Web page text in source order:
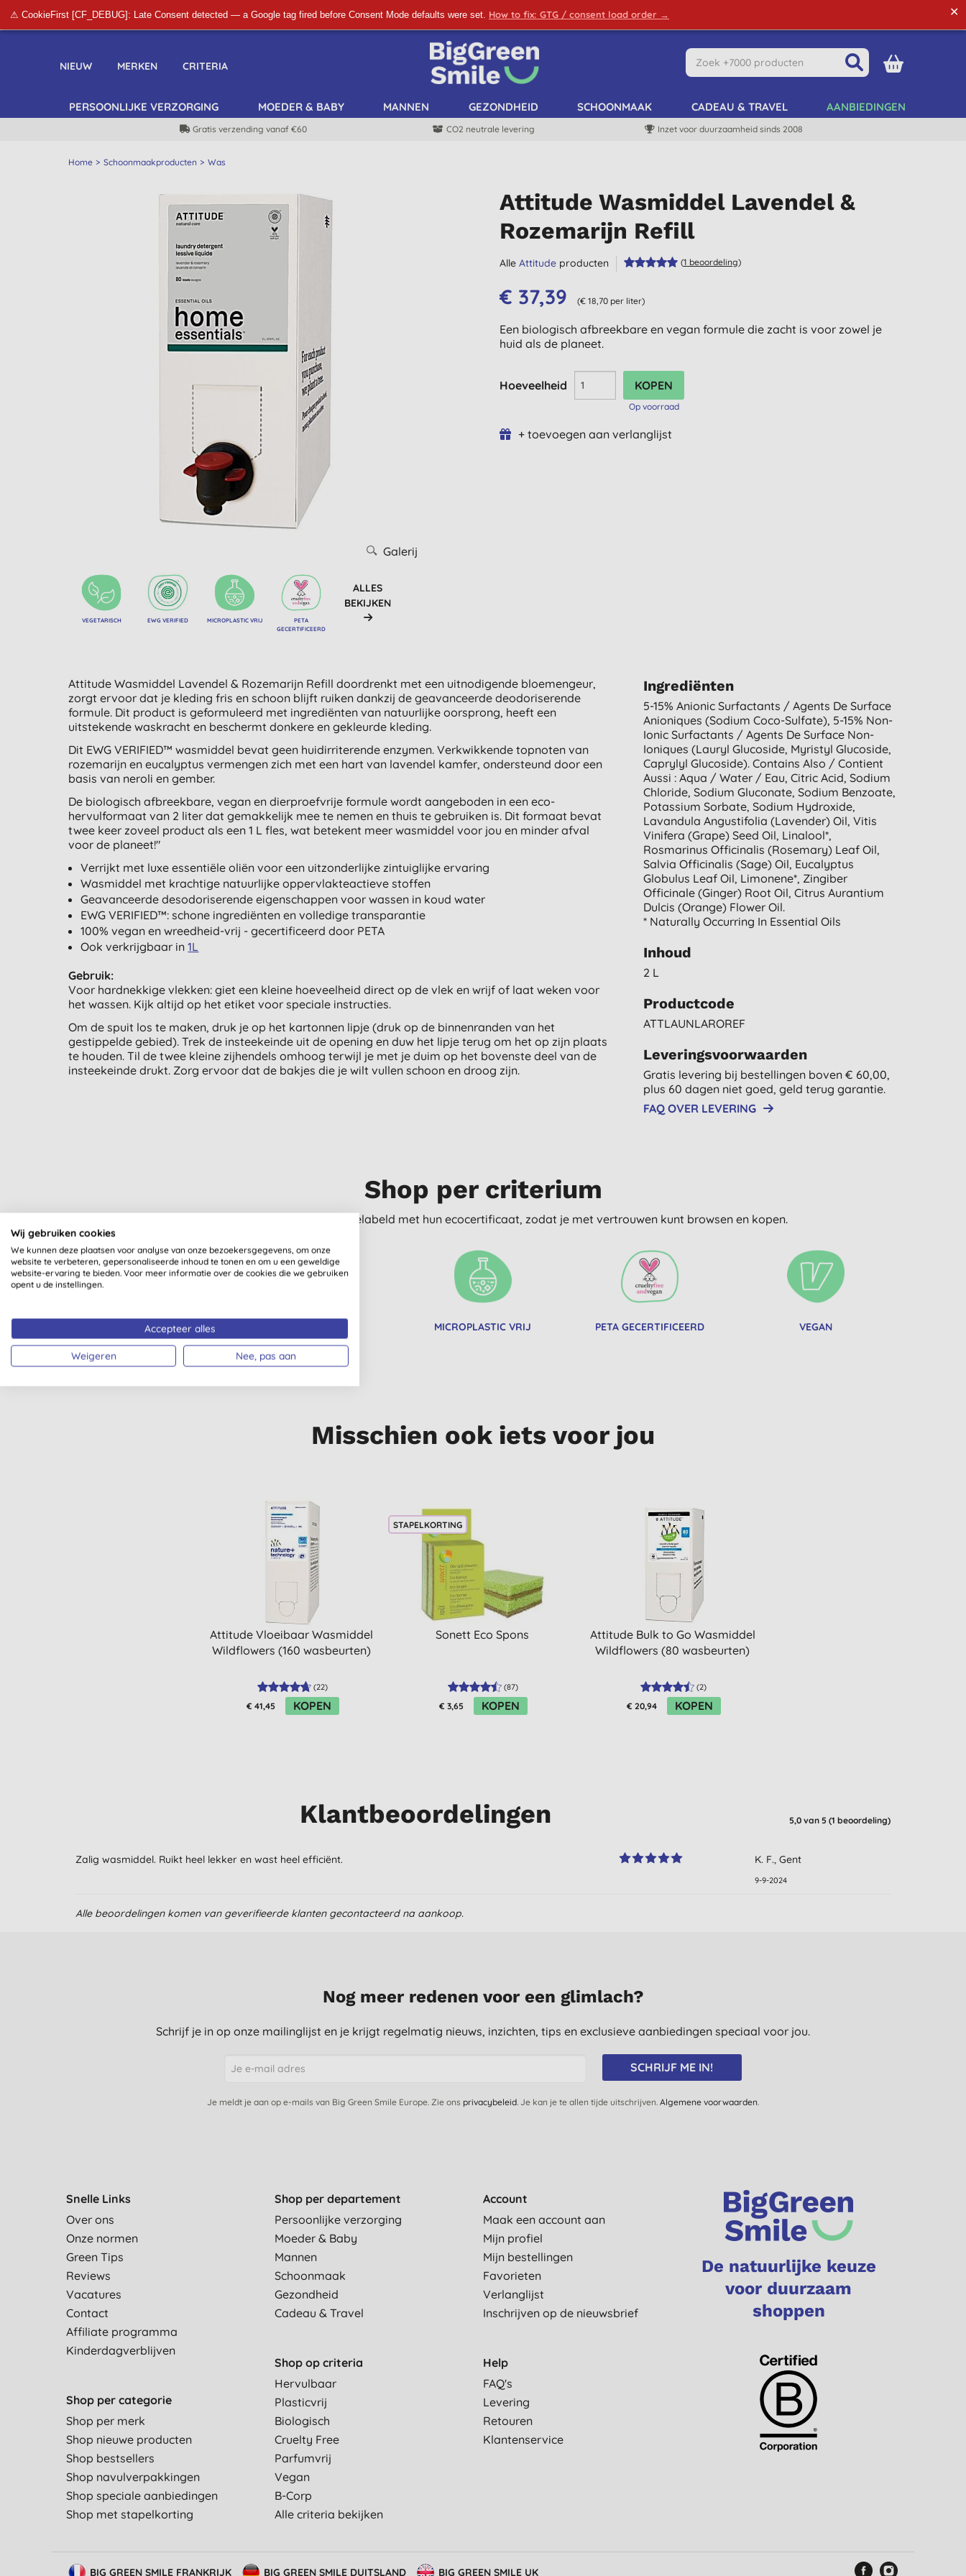
⚠ CookieFirst [CF_DEBUG]: Late Consent detected — a Google tag fired before Consent Mode defaults were set. How to fix: GTG / consent load order → ✕
SCHRIJF ME IN!
NIEUW MERKEN CRITERIA
PERSOONLIJKE VERZORGING MOEDER & BABY MANNEN GEZONDHEID SCHOONMAAK CADEAU & TRAVEL AANBIEDINGEN
Gratis verzending vanaf €60 CO2 neutrale levering Inzet voor duurzaamheid sinds 2008
Home Schoonmaakproducten Was
Galerij
VEGETARISCH EWG VERIFIED MICROPLASTIC VRIJ
PETA
GECERTIFICEERD
ALLES
BEKIJKEN
Attitude Wasmiddel Lavendel &
Rozemarijn Refill
AlleAttitude producten (1 beoordeling)
€ 37,39 (€ 18,70 per liter)
Een biologisch afbreekbare en vegan formule die zacht is voor zowel je
huid als de planeet.
Hoeveelheid
Op voorraad
+ toevoegen aan verlanglijst
Attitude Wasmiddel Lavendel & Rozemarijn Refill doordrenkt met een uitnodigende bloemengeur,
zorgt ervoor dat je kleding fris en schoon blijft ruiken dankzij de geavanceerde deodoriserende
formule. Dit product is geformuleerd met ingrediënten van natuurlijke oorsprong, heeft een
uitstekende waskracht en beschermt donkere en gekleurde kleding.
Dit EWG VERIFIED™ wasmiddel bevat geen huidirriterende enzymen. Verkwikkende topnoten van
rozemarijn en eucalyptus vermengen zich met een hart van lavendel kamfer, ondersteund door een
basis van neroli en gember.
De biologisch afbreekbare, vegan en dierproefvrije formule wordt aangeboden in een eco-
hervulformaat van 2 liter dat gemakkelijk mee te nemen en thuis te gebruiken is. Dit formaat bevat
twee keer zoveel product als een 1 L fles, wat betekent meer wasmiddel voor jou en minder afval
voor de planeet!"
Verrijkt met luxe essentiële oliën voor een uitzonderlijke zintuiglijke ervaring
Wasmiddel met krachtige natuurlijke oppervlakteactieve stoffen
Geavanceerde desodoriserende eigenschappen voor wassen in koud water
EWG VERIFIED™: schone ingrediënten en volledige transparantie
100% vegan en wreedheid-vrij - gecertificeerd door PETA
Ook verkrijgbaar in1L
Gebruik:
Voor hardnekkige vlekken: giet een kleine hoeveelheid direct op de vlek en wrijf of laat weken voor
het wassen. Kijk altijd op het etiket voor speciale instructies.
Om de spuit los te maken, druk je op het kartonnen lipje (druk op de binnenranden van het
gestippelde gebied). Trek de insteekeinde uit de opening en duw het lipje terug om het op zijn plaats
te houden. Til de twee kleine zijhendels omhoog terwijl je met je duim op het bovenste deel van de
insteekeinde drukt. Zorg ervoor dat de bakjes die je wilt vullen schoon en droog zijn.
Ingrediënten
5-15% Anionic Surfactants / Agents De Surface
Anioniques (sodium Coco-Sulfate), 5-15% Non-
Ionic Surfactants / Agents De Surface Non-
Ioniques (lauryl Glucoside, Myristyl Glucoside,
Caprylyl Glucoside). Contains Also / Contient
Aussi : Aqua / Water / Eau, Citric Acid, Sodium
Chloride, Sodium Gluconate, Sodium Benzoate,
Potassium Sorbate, Sodium Hydroxide,
Lavandula Angustifolia (lavender) Oil, Vitis
Vinifera (grape) Seed Oil, Linalool*,
Rosmarinus Officinalis (rosemary) Leaf Oil,
Salvia Officinalis (sage) Oil, Eucalyptus
Globulus Leaf Oil, Limonene*, Zingiber
Officinale (ginger) Root Oil, Citrus Aurantium
Dulcis (orange) Flower Oil.
* Naturally Occurring In Essential Oils
Inhoud
2 L
Productcode
ATTLAUNLAROREF
Leveringsvoorwaarden
Gratis levering bij bestellingen boven € 60,00,
plus 60 dagen niet goed, geld terug garantie.
FAQ OVER LEVERING
Shop per criterium
Al onze producten zijn duidelijk gelabeld met hun ecocertificaat, zodat je met vertrouwen kunt browsen en kopen.
VEGETARISCH MICROPLASTIC VRIJ PETA GECERTIFICEERD VEGAN
Misschien ook iets voor jou
Attitude Vloeibaar Wasmiddel
Wildflowers (160 wasbeurten)
(22)
€ 41,45 KOPEN
STAPELKORTING
Sonett Eco Spons
(87)
€ 3,65 KOPEN
Attitude Bulk to Go Wasmiddel
Wildflowers (80 wasbeurten)
(2)
€ 20,94 KOPEN
Klantbeoordelingen 5,0 van 5 (1 beoordeling)
Zalig wasmiddel. Ruikt heel lekker en wast heel efficiënt. K. F., Gent
9-9-2024
Alle beoordelingen komen van geverifieerde klanten gecontacteerd na aankoop.
Nog meer redenen voor een glimlach?
Schrijf je in op onze mailinglijst en je krijgt regelmatig nieuws, inzichten, tips en exclusieve aanbiedingen speciaal voor jou.
SCHRIJF ME IN!
Je meldt je aan op e-mails van Big Green Smile Europe. Zie ons privacybeleid. Je kan je te allen tijde uitschrijven. Algemene voorwaarden.
Snelle Links
Over ons
Onze normen
Green Tips
Reviews
Vacatures
Contact
Affiliate programma
Kinderdagverblijven
Shop per categorie
Shop per merk
Shop nieuwe producten
Shop bestsellers
Shop navulverpakkingen
Shop speciale aanbiedingen
Shop met stapelkorting
Shop per departement
Persoonlijke verzorging
Moeder & Baby
Mannen
Schoonmaak
Gezondheid
Cadeau & Travel
Shop op criteria
Hervulbaar
Plasticvrij
Biologisch
Cruelty Free
Parfumvrij
Vegan
B-Corp
Alle criteria bekijken
Account
Maak een account aan
Mijn profiel
Mijn bestellingen
Favorieten
Verlanglijst
Inschrijven op de nieuwsbrief
Help
FAQ's
Levering
Retouren
Klantenservice
De natuurlijke keuze
voor duurzaam
shoppen
BIG GREEN SMILE FRANKRIJK BIG GREEN SMILE DUITSLAND BIG GREEN SMILE UK
Wij gebruiken cookies
We kunnen deze plaatsen voor analyse van onze bezoekersgegevens, om onze
website te verbeteren, gepersonaliseerde inhoud te tonen en om u een geweldige
website-ervaring te bieden. Voor meer informatie over de cookies die we gebruiken
opent u de instellingen.
Accepteer alles
Weigeren Nee, pas aan